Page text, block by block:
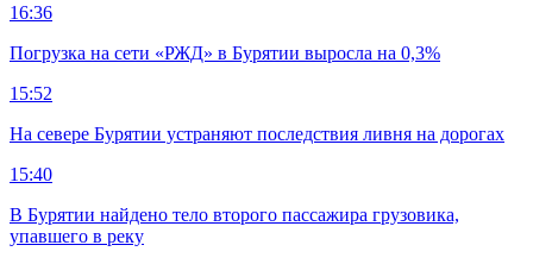
16:36
Погрузка на сети «РЖД» в Бурятии выросла на 0,3%
15:52
На севере Бурятии устраняют последствия ливня на дорогах
15:40
В Бурятии найдено тело второго пассажира грузовика,
упавшего в реку